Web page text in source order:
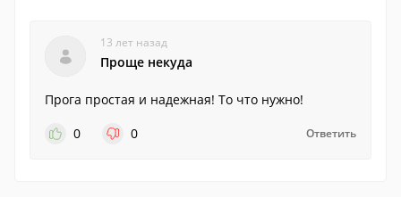
13 лет назад
Проще некуда
Прога простая и надежная! То что нужно!
0
0 Ответить